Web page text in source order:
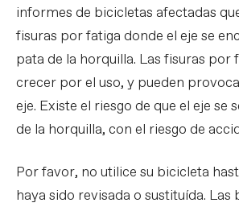
informes de bicicletas afectadas
fisuras por fatiga donde el eje se
pata de la horquilla. Las fisuras por
crecer por el uso, y pueden
eje. Existe el riesgo de que el eje se
de la horquilla, con el riesgo de
Por favor, no utilice su bicicleta
haya sido revisada o sustituída. Las